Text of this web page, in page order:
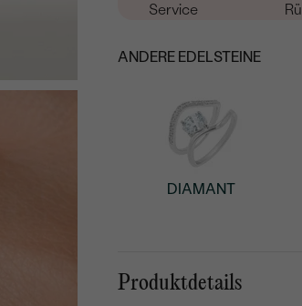
Service
ANDERE EDELSTEINE
DIAMANT
Produktdetails